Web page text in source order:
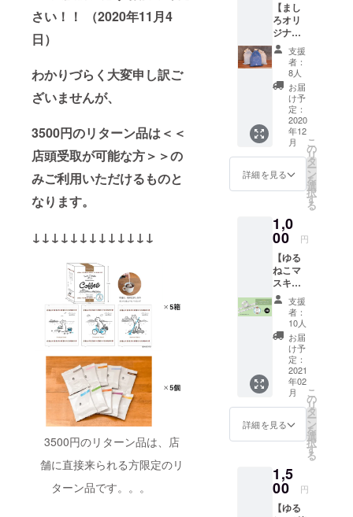
さい！！ （2020年11月4
日）
わかりづらく大変申し訳ご
ざいませんが、
3500円のリターン品は＜＜
店頭受取が可能な方＞＞の
みご利用いただけるものと
なります。
↓↓↓↓↓↓↓↓↓↓↓↓↓
3500円のリターン品は、店
舗に直接来られる方限定のリ
ターン品です。。。
沖縄がとて
も好きにな
りまし
た。）
1年間浪人
サッカー選
手になるた
めに、東京
学芸大学に
体育会サッ
カー部に入
部するも、
プロサッ
カー選手に
なるという
さらに、お
恥ずかしい
ことに1年留
年し5年か
かって卒
業。
社員として
働くも、目
【まし
ろオリ
ジナル
巾着
コー
ス】 ◆
リター
ン品◆
①まし
ろオリ
ジナル
巾着 1
個 サイ
ズ ：
縦約26
㎝、横
㎝、マ
チ無 巾
着の
色：下
記より
お選び
くださ
い。
（１）
グレー
（向
かって
左）
（２）
ブルー
（真ん
中）
（向
かって
右） 向
島を縁
支援
者：
8人
お届
け予
定：
2020
年12
月
詳細を見る
こ
の
リ
タ
ー
ン
を
選
択
す
る
1,0
00 円
【ゆる
ねこマ
スキン
グテー
プ２個
コー
ス】 ●
リター
ン品 ①
ゆるね
こマス
キング
テー
プ 2個
サイ
ズ：長
ｍ、幅
１５ｍ
ｍ ゆる
ねこの
支援
者：
10人
お届
け予
定：
2021
年02
月
詳細を見る
こ
の
リ
タ
ー
ン
を
選
択
す
る
1,5
00 円
【ゆる